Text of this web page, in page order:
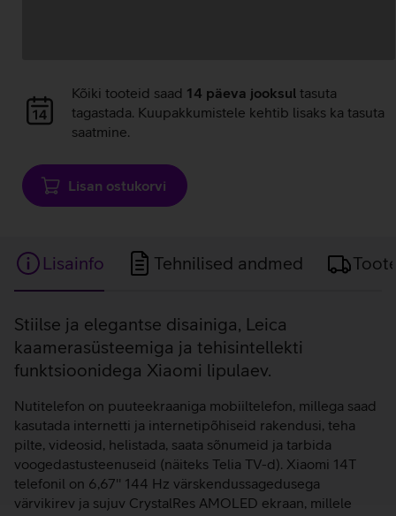
Andmete
laadimine
Kõiki tooteid saad 14 päeva jooksul tasuta
tagastada. Kuupakkumistele kehtib lisaks ka tasuta
saatmine.
Lisan ostukorvi
Lisainfo Tehnilised andmed
Lisainfo
Stiilse ja elegantse disainiga, Leica
kaamerasüsteemiga ja tehisintellekti
funktsioonidega Xiaomi lipulaev.
Nutitelefon on puuteekraaniga mobiiltelefon, millega saad
kasutada internetti ja internetipõhiseid rakendusi, teha
pilte, videosid, helistada, saata sõnumeid ja tarbida
voogedastusteenuseid (näiteks Telia TV-d). Xiaomi 14T
telefonil on 6,67'' 144 Hz värskendussagedusega
värvikirev ja sujuv CrystalRes AMOLED ekraan, millele